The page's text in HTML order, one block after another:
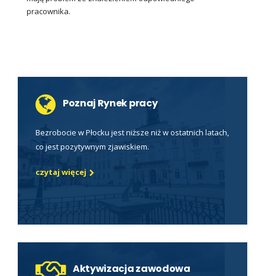
pracownika.
Poznaj Rynek pracy
Bezrobocie w Płocku jest niższe niż w ostatnich latach,
co jest pozytywnym zjawiskiem.
czytaj więcej
Aktywizacja zawodowa